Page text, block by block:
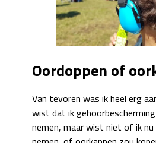
Oordoppen of
Van tevoren was ik heel erg
wist dat ik
nemen, maar wist niet of ik